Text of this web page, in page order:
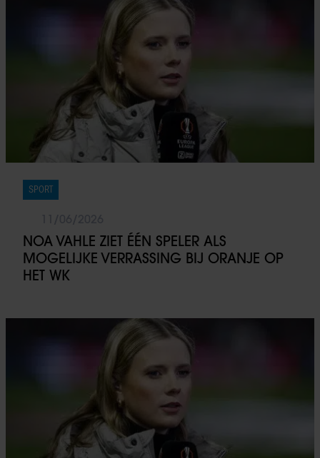
SPORT
NOA VAHLE ZIET ÉÉN SPELER ALS
MOGELIJKE VERRASSING BIJ ORANJE OP
HET WK